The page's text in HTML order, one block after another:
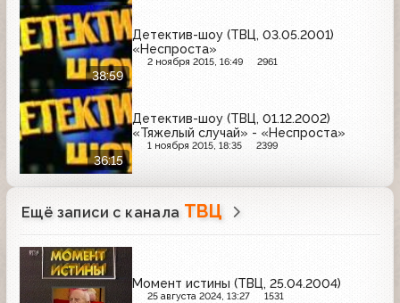
38:59
Детектив-шоу (ТВЦ, 03.05.2001)
«Неспроста»
2 ноября 2015, 16:49 2961
36:15
Детектив-шоу (ТВЦ, 01.12.2002)
«Тяжелый случай» - «Неспроста»
1 ноября 2015, 18:35 2399
Ещё записи с канала ТВЦ
Момент истины (ТВЦ, 25.04.2004)
25 августа 2024, 13:27 1531